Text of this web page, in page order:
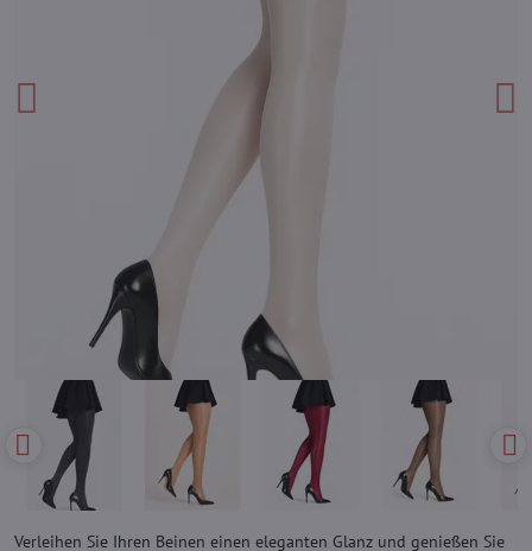
Verleihen Sie Ihren Beinen einen eleganten Glanz und genießen Sie